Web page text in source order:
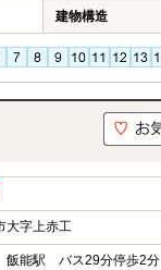
建物構造
大字上赤工
能駅 バス29分停歩2分